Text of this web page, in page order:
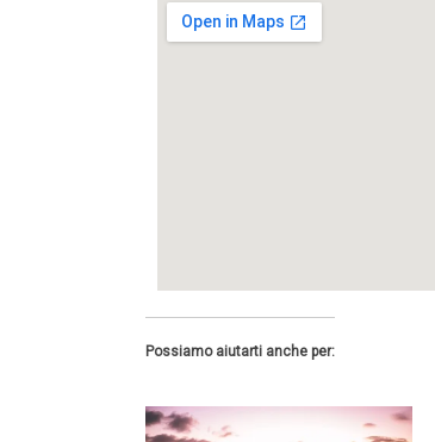
Possiamo aiutarti anche per: